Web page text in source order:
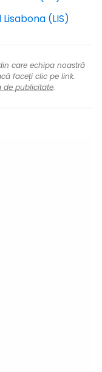
(LIS)
care echipa noastră
faceți clic pe link.
de publicitate.